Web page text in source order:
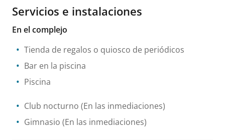
Servicios e instalaciones
En el complejo
Tienda de regalos o quiosco de periódicos
Bar en la piscina
Piscina
Club nocturno (En las inmediaciones)
Gimnasio (En las inmediaciones)